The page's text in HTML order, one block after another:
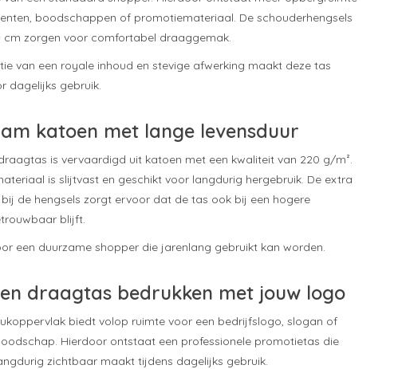
boodschappen of promotiemateriaal. De schouderhengsels
cm zorgen voor comfortabel draaggemak.
van een royale inhoud en stevige afwerking maakt deze tas
dagelijks gebruik.
katoen met lange levensduur
is vervaardigd uit katoen met een kwaliteit van 220 g/m².
is slijtvast en geschikt voor langdurig hergebruik. De extra
de hengsels zorgt ervoor dat de tas ook bij een hogere
blijft.
een duurzame shopper die jarenlang gebruikt kan worden.
draagtas bedrukken met jouw logo
biedt volop ruimte voor een bedrijfslogo, slogan of
Hierdoor ontstaat een professionele promotietas die
zichtbaar maakt tijdens dagelijks gebruik.